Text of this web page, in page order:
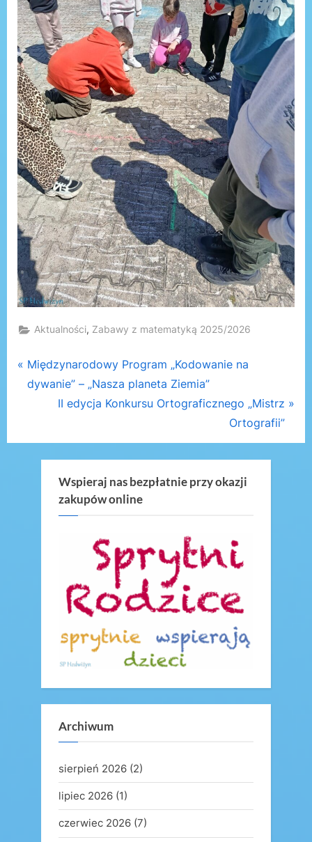
Aktualności, Zabawy z matematyką 2025/2026
Nawigacja
wpisu
P
r
i
Międzynarodowy Program „Kodowanie na
dywanie” – „Nasza planeta Ziemia”
N
x
t
P
o
s
II edycja Konkursu Ortograficznego „Mistrz
Ortografii”
Wspieraj nas bezpłatnie przy okazji
zakupów online
Archiwum
sierpień 2026 (2)
lipiec 2026 (1)
czerwiec 2026 (7)